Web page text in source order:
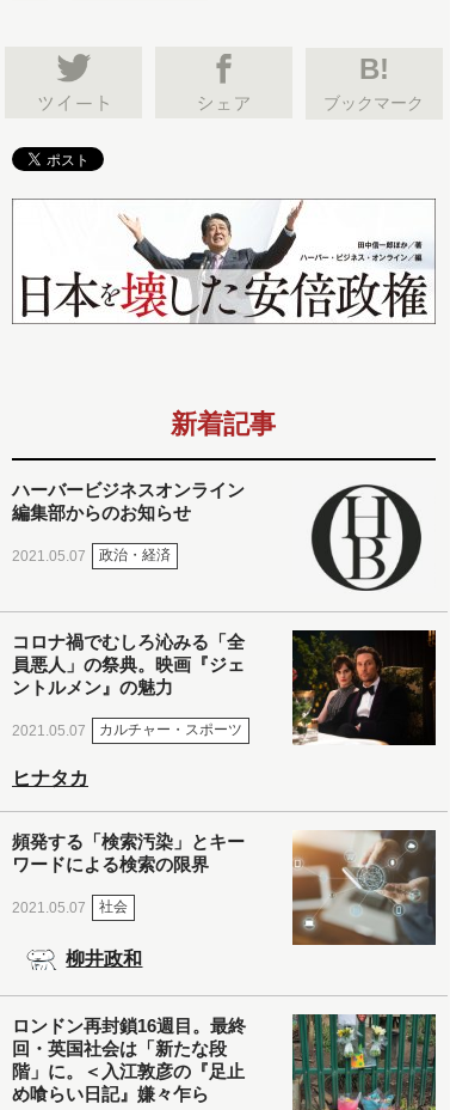
B!
ブックマーク
新着記事
ハーバービジネスオンライン
編集部からのお知らせ
2021.05.07 政治・経済
コロナ禍でむしろ沁みる「全
員悪人」の祭典。映画『ジェ
ントルメン』の魅力
2021.05.07 カルチャー・スポーツ
ヒナタカ
頻発する「検索汚染」とキー
ワードによる検索の限界
2021.05.07 社会
柳井政和
ロンドン再封鎖16週目。最終
回・英国社会は「新たな段
階」に。＜入江敦彦の『足止
め喰らい日記』嫌々乍ら